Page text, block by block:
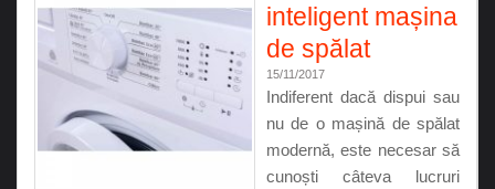
inteligent mașina
de spălat
15/11/2017
Indiferent dacă dispui sau
nu de o mașină de spălat
modernă, este necesar să
cunoști câteva lucruri